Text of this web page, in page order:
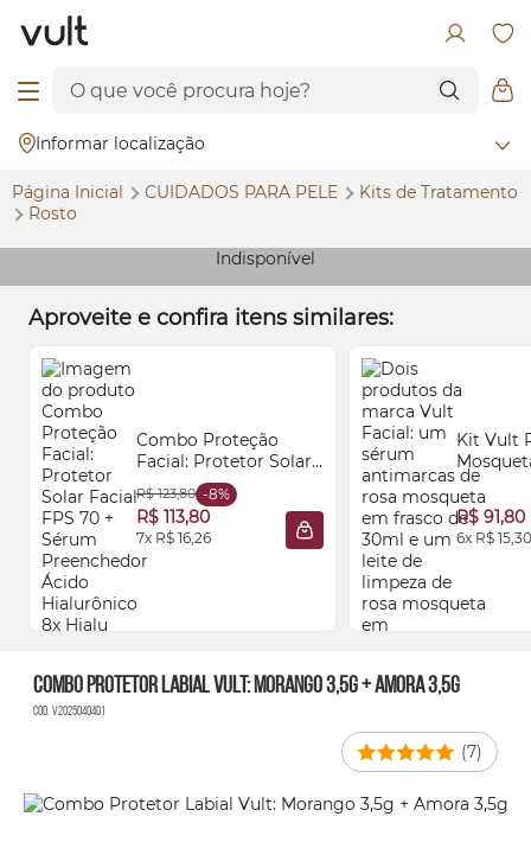
Informar localização
Página Inicial CUIDADOS PARA PELE
Kits de Tratamento
Rosto
Indisponível
Aproveite e confira itens similares:
Combo Proteção
Facial: Protetor Solar
Facial
FPS70 +
Preenchedor Ácido
Hialurônico 8x Hialu
40ml
R$ 123,80 -8%
R$ 113,80
7x R$ 16,26 ADICIONAR À SACOLA
Kit Vult
Leite de
250ml
R$ 91,80
6x R$ 15,30
Combo Protetor Labial Vult: Morango 3,5g + Amora 3,5g
Cód. V2025040401
(7)